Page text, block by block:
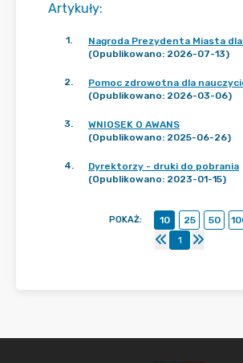
Artykuły:
1.
Nagroda Prezydenta Miasta
(Opublikowano: 2026-07-13)
2.
Pomoc zdrowotna dla
(Opublikowano: 2026-03-06)
3.
WNIOSEK O AWANS
(Opublikowano: 2025-06-26)
4.
Dyrektorzy - druki do pobrania
(Opublikowano: 2023-01-15)
POKAŻ: 10 25 50
1